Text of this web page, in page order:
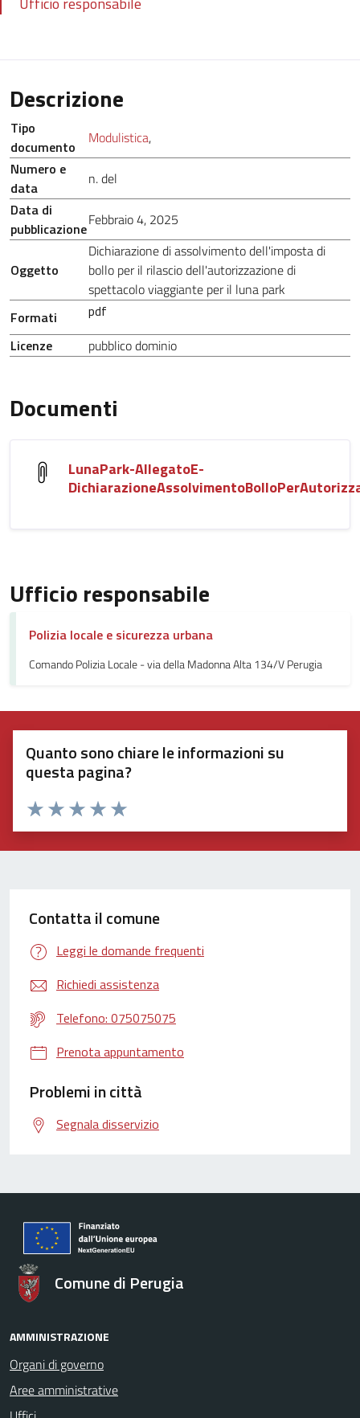
Descrizione
Tipo
documento
Modulistica,
Numero e
data
n. del
Data di
pubblicazioneFebbraio 4, 2025
Oggetto
Dichiarazione di assolvimento dell'imposta di
bollo per il rilascio dell'autorizzazione di
spettacolo viaggiante per il luna park
Formati
pdf
Licenze
pubblico dominio
Documenti
LunaPark-AllegatoE-
Ufficio responsabile
Polizia locale e sicurezza urbana
Comando Polizia Locale - via della Madonna Alta 134/V Perugia
Quanto sono chiare le informazioni su
questa pagina?
Valuta 5 stelle su 5
Valuta 4 stelle su 5
Valuta 3 stelle su 5
Valuta 2 stelle su 5
Valuta 1 stelle su 5
Contatta il comune
Leggi le domande frequenti
Richiedi assistenza
Telefono: 075075075
Prenota appuntamento
Problemi in città
Segnala disservizio
Comune di Perugia
AMMINISTRAZIONE
Organi di governo
Aree amministrative